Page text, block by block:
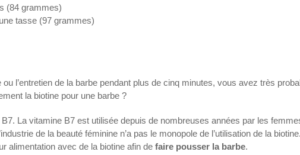
(84 grammes)
tasse (97 grammes)
l’entretien de la barbe pendant plus de cinq minutes, vous avez très
la biotine pour une barbe ?
La vitamine B7 est utilisée depuis de nombreuses années par les
de la beauté féminine n’a pas le monopole de l’utilisation de la
alimentation avec de la biotine afin de faire pousser la barbe.